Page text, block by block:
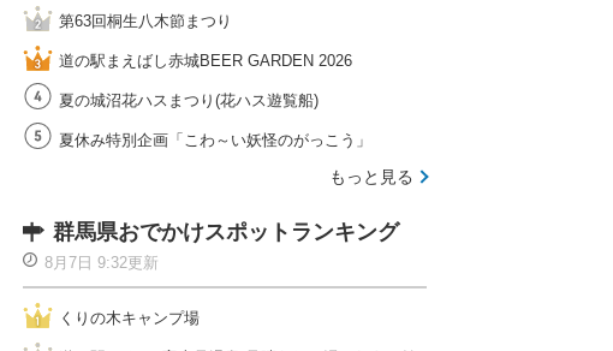
第63回桐生八木節まつり
道の駅まえばし赤城BEER GARDEN 2026
夏の城沼花ハスまつり(花ハス遊覧船)
夏休み特別企画「こわ～い妖怪のがっこう」
もっと見る
群馬県おでかけスポットランキング
8月7日 9:32更新
くりの木キャンプ場